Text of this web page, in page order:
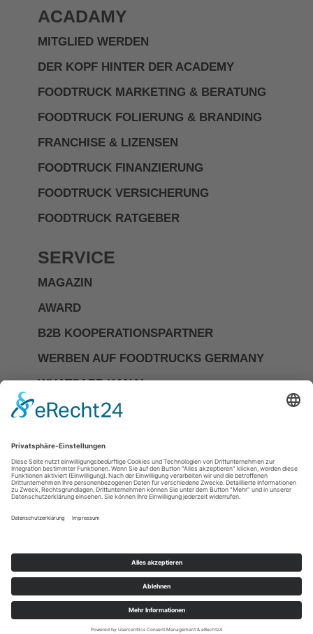
ACADAMY
MITGLIED WERDEN
DER KOPF HINTER DER ACADEMY
FOODTRUCK MARKETING & BERATUNG
FOODTRUCK FOLIERUNG & BRANDING
FRANCHISE & LIZENSEN
FOODTRUCK FINANZIERUNG
FOODTRUCK VERSICHERUNG
FOODTRUCK RATGEBER
SERVICE
MAGAZIN
AWARD
B2B KOOPERATIONSPARTNER
WERBEN AUF FOODTRUCKS GERMANY
WHATSAPP KANAL
Investor Relations
Impressum
Datenschutzerkläerung
Allgemeine Geschäftsbedingungen
Cookie-Einstellungen
DIE NR.1 FÜR FOODTRUCKS &
MOBILES CATERING IN
DEUTSCHLAND